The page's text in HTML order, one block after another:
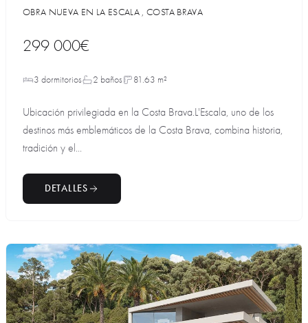
OBRA NUEVA EN LA ESCALA , COSTA BRAVA
299 000€
3 dormitorios 2 baños 81.63 m²
Ubicación privilegiada en la Costa Brava.L'Escala, uno de los
destinos más emblemáticos de la Costa Brava, combina historia,
tradición y el...
DETALLES